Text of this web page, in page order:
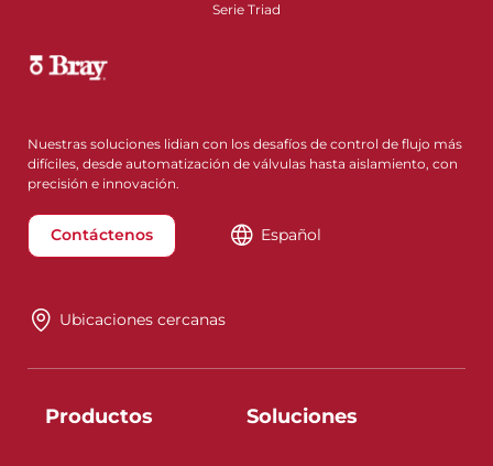
Serie Triad
Nuestras soluciones lidian con los desafíos de control de flujo más
difíciles, desde automatización de válvulas hasta aislamiento, con
precisión e innovación.
Contáctenos Español
Ubicaciones cercanas
Productos Soluciones